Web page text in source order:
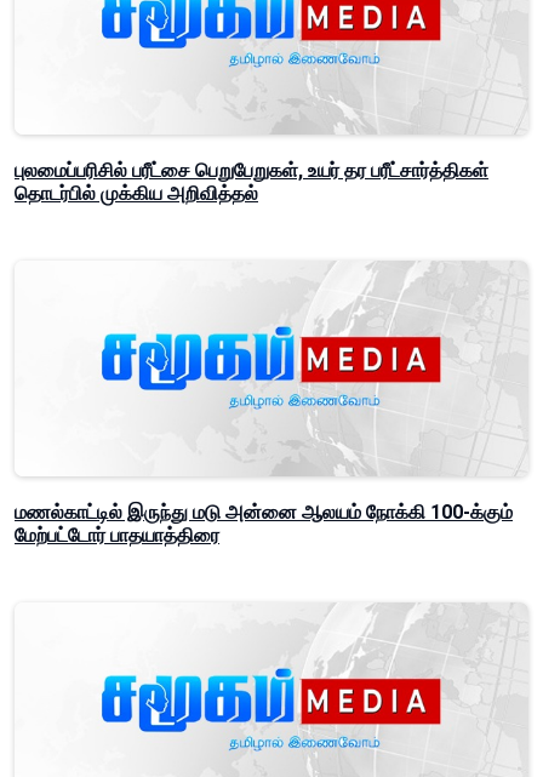
புலமைப்பரிசில் பரீட்சை பெறுபேறுகள், உயர் தர பரீட்சார்த்திகள்
தொடர்பில் முக்கிய அறிவித்தல்
மணல்காட்டில் இருந்து மடு அன்னை ஆலயம் நோக்கி 100-க்கும்
மேற்பட்டோர் பாதயாத்திரை